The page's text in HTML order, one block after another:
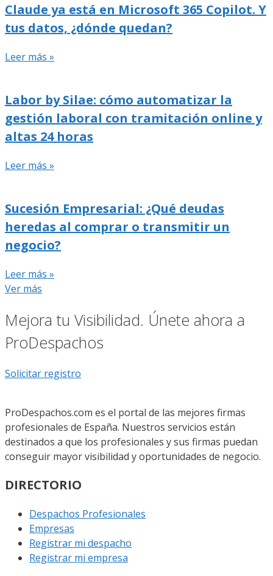
Claude ya está en Microsoft 365 Copilot. Y
tus datos, ¿dónde quedan?
Leer más »
Labor by Silae: cómo automatizar la
gestión laboral con tramitación online y
altas 24 horas
Leer más »
Sucesión Empresarial: ¿Qué deudas
heredas al comprar o transmitir un
negocio?
Leer más »
Ver más
Mejora tu Visibilidad. Únete ahora a
ProDespachos
Solicitar registro
ProDespachos.com es el portal de las mejores firmas
profesionales de España. Nuestros servicios están
destinados a que los profesionales y sus firmas puedan
conseguir mayor visibilidad y oportunidades de negocio.
DIRECTORIO
Despachos Profesionales
Empresas
Registrar mi despacho
Registrar mi empresa